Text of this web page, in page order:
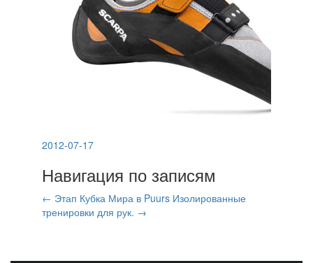
2012-07-17
Навигация по записям
← Этап Кубка Мира в Puurs Изолированные
тренировки для рук. →